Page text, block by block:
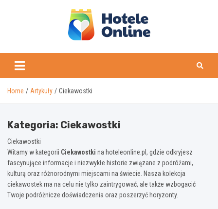
Home Artykuły Ciekawostki
Kategoria: Ciekawostki
Ciekawostki
Witamy w kategorii Ciekawostki na hoteleonline.pl, gdzie odkryjesz
fascynujące informacje i niezwykłe historie związane z podróżami,
kulturą oraz różnorodnymi miejscami na świecie. Nasza kolekcja
ciekawostek ma na celu nie tylko zaintrygować, ale także wzbogacić
Twoje podróżnicze doświadczenia oraz poszerzyć horyzonty.